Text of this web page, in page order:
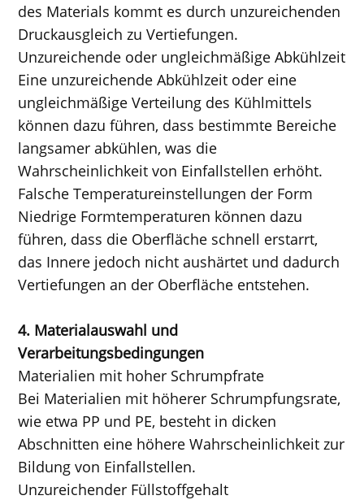
des Materials kommt es durch unzureichenden
Druckausgleich zu Vertiefungen.
Unzureichende oder ungleichmäßige Abkühlzeit
Eine unzureichende Abkühlzeit oder eine
ungleichmäßige Verteilung des Kühlmittels
können dazu führen, dass bestimmte Bereiche
langsamer abkühlen, was die
Wahrscheinlichkeit von Einfallstellen erhöht.
Falsche Temperatureinstellungen der Form
Niedrige Formtemperaturen können dazu
führen, dass die Oberfläche schnell erstarrt,
das Innere jedoch nicht aushärtet und dadurch
Vertiefungen an der Oberfläche entstehen.
4. Materialauswahl und
Verarbeitungsbedingungen
Materialien mit hoher Schrumpfrate
Bei Materialien mit höherer Schrumpfungsrate,
wie etwa PP und PE, besteht in dicken
Abschnitten eine höhere Wahrscheinlichkeit zur
Bildung von Einfallstellen.
Unzureichender Füllstoffgehalt